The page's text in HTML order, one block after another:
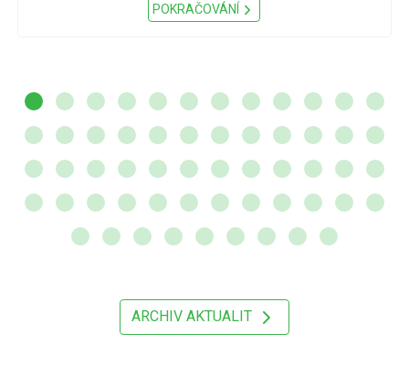
POKRAČOVÁNÍ
ARCHIV AKTUALIT